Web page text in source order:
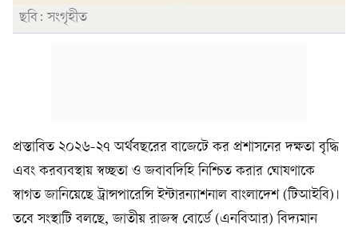
ছবি: সংগৃহীত
প্রস্তাবিত ২০২৬-২৭ অর্থবছরের বাজেটে কর প্রশাসনের দক্ষতা বৃদ্ধি
এবং করব্যবস্থায় স্বচ্ছতা ও জবাবদিহি নিশ্চিত করার ঘোষণাকে
স্বাগত জানিয়েছে ট্রান্সপারেন্সি ইন্টারন্যাশনাল বাংলাদেশ (টিআইবি)।
তবে সংস্থাটি বলছে, জাতীয় রাজস্ব বোর্ডে (এনবিআর) বিদ্যমান